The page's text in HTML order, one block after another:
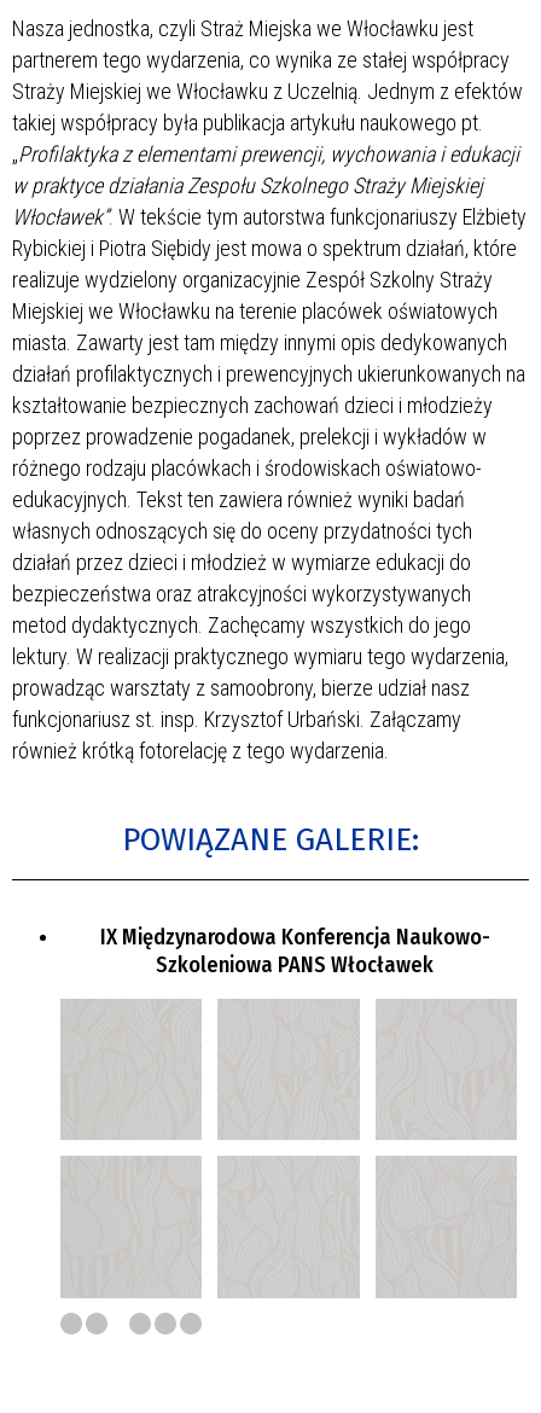
Nasza jednostka, czyli Straż Miejska we Włocławku jest
partnerem tego wydarzenia, co wynika ze stałej współpracy
Straży Miejskiej we Włocławku z Uczelnią. Jednym z efektów
takiej współpracy była publikacja artykułu naukowego pt.
„Profilaktyka z elementami prewencji, wychowania i edukacji
w praktyce działaniaZespołu Szkolnego Straży Miejskiej
Włocławek”. W tekście tym autorstwa funkcjonariuszy Elżbiety
Rybickiej i Piotra Siębidy jest mowa o spektrum działań, które
realizuje wydzielony organizacyjnie Zespół Szkolny Straży
Miejskiej we Włocławku na terenie placówek oświatowych
miasta. Zawarty jest tam między innymi opis dedykowanych
działań profilaktycznych i prewencyjnych ukierunkowanych na
kształtowanie bezpiecznych zachowań dzieci i młodzieży
poprzez prowadzenie pogadanek, prelekcji i wykładów w
różnego rodzaju placówkach i środowiskach oświatowo-
edukacyjnych. Tekst ten zawiera również wyniki badań
własnych odnoszących się do oceny przydatności tych
działań przez dzieci i młodzież w wymiarze edukacji do
bezpieczeństwa oraz atrakcyjności wykorzystywanych
metod dydaktycznych. Zachęcamy wszystkich do jego
lektury. W realizacji praktycznego wymiaru tego wydarzenia,
prowadząc warsztaty z samoobrony, bierze udział nasz
funkcjonariusz st. insp. Krzysztof Urbański. Załączamy
również krótką fotorelację z tego wydarzenia.
POWIĄZANE GALERIE:
IX Międzynarodowa Konferencja Naukowo-
Szkoleniowa PANS Włocławek